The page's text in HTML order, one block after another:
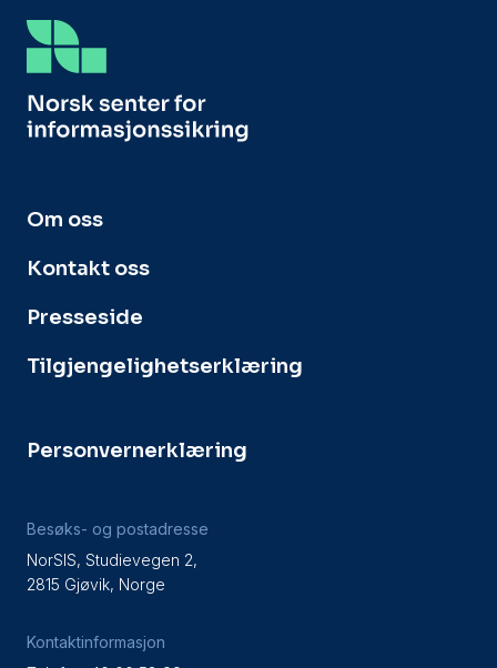
Om oss
Kontakt oss
Presseside
Tilgjengelighetserklæring
Personvernerklæring
Besøks- og postadresse
NorSIS, Studievegen 2,
2815 Gjøvik, Norge
Kontaktinformasjon